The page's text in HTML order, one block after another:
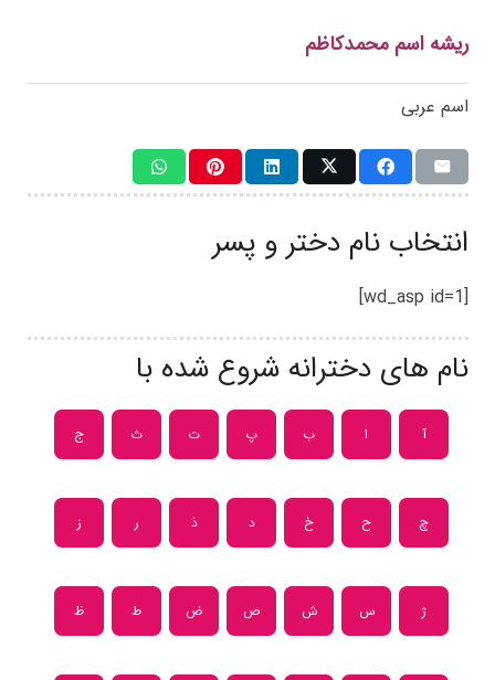
ریشه اسم محمدکاظم
اسم عربی
انتخاب نام دختر و پسر
[wd_asp id=1]
نام های دخترانه شروع شده با
آ ا ب پ ت ث ج
چ ح خ د ذ ر ز
ژ س ش ص ض ط ظ